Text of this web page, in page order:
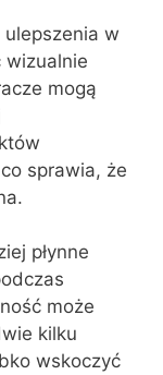
w
wizualnie
mogą
sprawia, że
płynne
może
kilku
wskoczyć